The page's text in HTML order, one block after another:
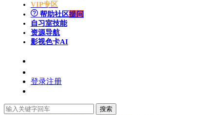
VIP专区
帮助社区提问
自习室技能
资源导航
影视色卡AI
登录注册
搜索